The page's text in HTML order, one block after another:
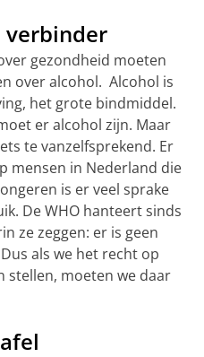
verbinder
gezondheid moeten
over alcohol. Alcohol is
het grote bindmiddel.
er alcohol zijn. Maar
te vanzelfsprekend. Er
mensen in Nederland die
is er veel sprake
De WHO hanteert sinds
ze zeggen: er is geen
als we het recht op
stellen, moeten we daar